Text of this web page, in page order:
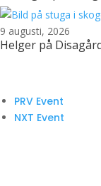
9 augusti, 2026
Helger på
PRV Event
NXT Event